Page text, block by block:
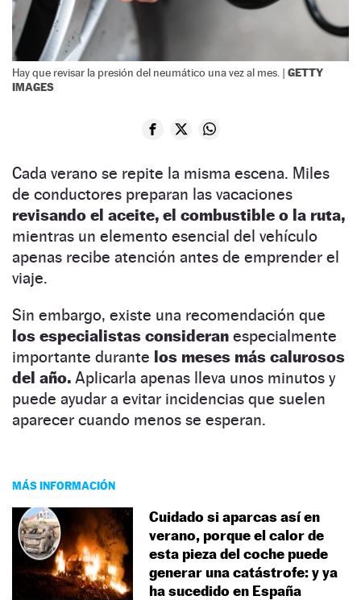
Hay que revisar la presión del neumático una vez al mes. | GETTY
IMAGES
Cada verano se repite la misma escena. Miles
de conductores preparan las vacaciones
revisando el aceite, el combustible o la ruta,
mientras un elemento esencial del vehículo
apenas recibe atención antes de emprender el
viaje.
Sin embargo, existe una recomendación que
los especialistas consideran especialmente
importante durante los meses más calurosos
del año. Aplicarla apenas lleva unos minutos y
puede ayudar a evitar incidencias que suelen
aparecer cuando menos se esperan.
MÁS INFORMACIÓN
Cuidado si aparcas así en
verano, porque el calor de
esta pieza del coche puede
generar una catástrofe: y ya
ha sucedido en España